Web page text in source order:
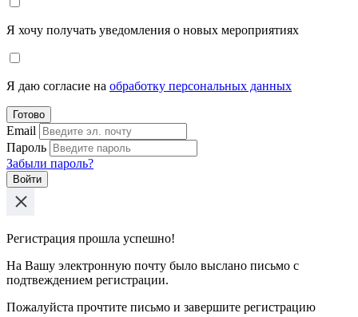
Я хочу получать уведомления о новых мероприятиях
Я даю согласие на обработку персональных данных
Готово
Email
Пароль
Забыли пароль?
Войти
Регистрация прошла успешно!
На Вашу электронную почту было выслано письмо с
подтвеждением регистрации.
Пожалуйста прочтите письмо и завершите регистрацию